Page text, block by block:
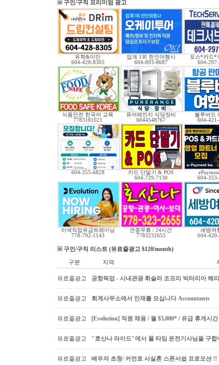
구인/구직 프리미엄 광고
유학&이민
604-428-8305
업계 1위 한인여행사
604-893-8687
포스*카드*
604-
식품안전 한국어 교육
7783181021
퓨어레인지 식당장비
6044548767
블루버드
604-
604-355-6828
카드 단말기 & POS
604-729-7130
604-
이색직업유급트레이닝
778-792-1143
연중무휴 / 24시간
7783232655
세방여
604-
구인/구직 리스트 (유료줄광고 $120/month)
구분
지역
유료줄광고 공항픽업 - 시내관광 휘슬러 조프리 빅터리아 해
유료줄광고 회계사무소에서 인재를 모십니다 Accountants
유료줄광고 [Evolution] 직원 채용 / 월 $5,000* / 유급 휴게시
유료줄광고 "호산나 라이드"에서 풀 타임 운전기사님을 구합
유료줄광고 배우자 초청/ 커먼로 사실혼 스폰서쉽 프로모션 !!